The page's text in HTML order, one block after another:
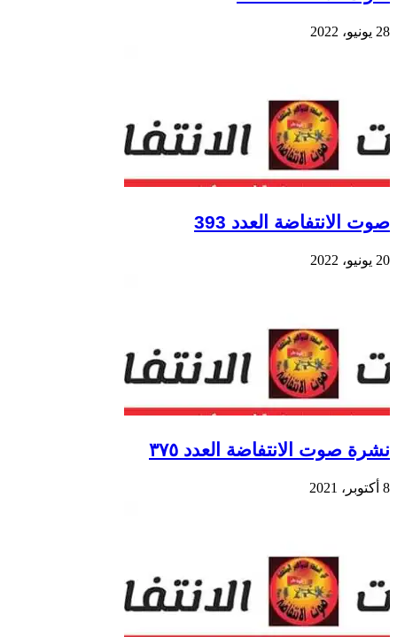
28 يونيو، 2022
صوت الانتفاضة العدد 393
20 يونيو، 2022
نشرة صوت الانتفاضة العدد ٣٧٥
8 أكتوبر، 2021